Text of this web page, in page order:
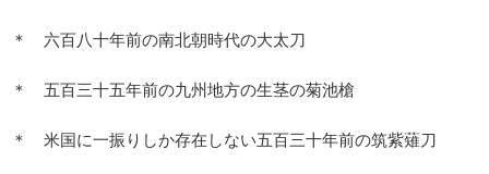
＊ 六百八十年前の南北朝時代の大太刀
＊ 五百三十五年前の九州地方の生茎の菊池槍
＊ 米国に一振りしか存在しない五百三十年前の筑紫薙刀